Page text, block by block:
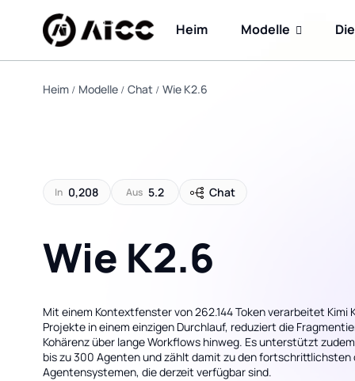
Heim Modelle
Heim Modelle Chat Wie K2.6
In 0,208 Aus 5.2 Chat
Wie K2.6
Mit einem Kontextfenster von 262.144 Token verarbeitet Kimi
Projekte in einem einzigen Durchlauf, reduziert die
Kohärenz über lange Workflows hinweg. Es unterstützt
bis zu 300 Agenten und zählt damit zu den fortschrittlichsten
Agentensystemen, die derzeit verfügbar sind.